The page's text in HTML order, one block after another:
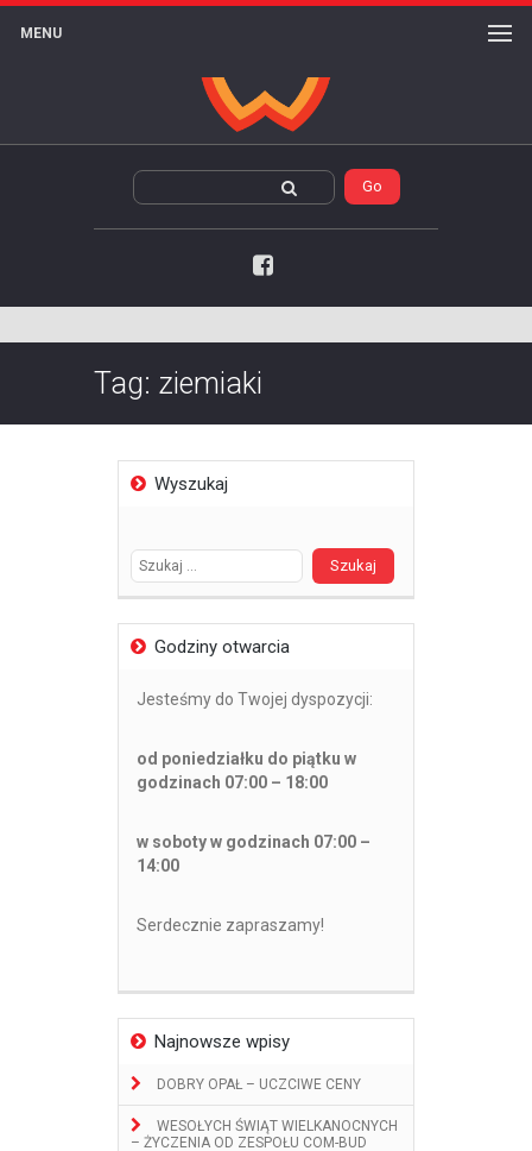
MENU
Tag: ziemiaki
Wyszukaj
Godziny otwarcia
Jesteśmy do Twojej dyspozycji:
od poniedziałku do piątku w
godzinach 07:00 – 18:00
w soboty w godzinach 07:00 –
14:00
Serdecznie zapraszamy!
Najnowsze wpisy
DOBRY OPAŁ – UCZCIWE CENY
WESOŁYCH ŚWIĄT WIELKANOCNYCH
– ŻYCZENIA OD ZESPOŁU COM-BUD